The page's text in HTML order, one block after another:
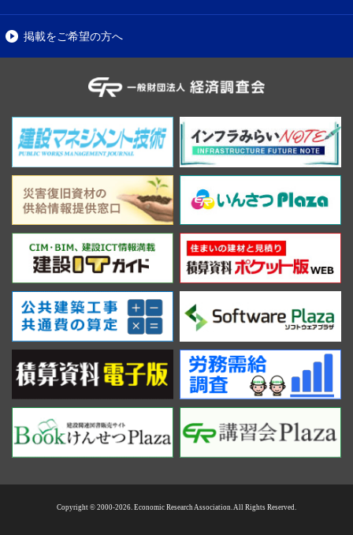
掲載をご希望の方へ
Copyright © 2000-2026. Economic Research Association. All Rights Reserved.